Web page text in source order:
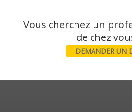
Vous cherchez un
DEMANDER UN